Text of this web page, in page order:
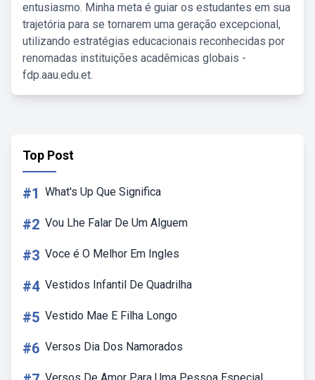
entusiasmo. Minha meta é guiar os estudantes em sua
trajetória para se tornarem uma geração excepcional,
utilizando estratégias educacionais reconhecidas por
renomadas instituições acadêmicas globais -
fdp.aau.edu.et.
Top Post
#1 What's Up Que Significa
#2 Vou Lhe Falar De Um Alguem
#3 Voce é O Melhor Em Ingles
#4 Vestidos Infantil De Quadrilha
#5 Vestido Mae E Filha Longo
#6 Versos Dia Dos Namorados